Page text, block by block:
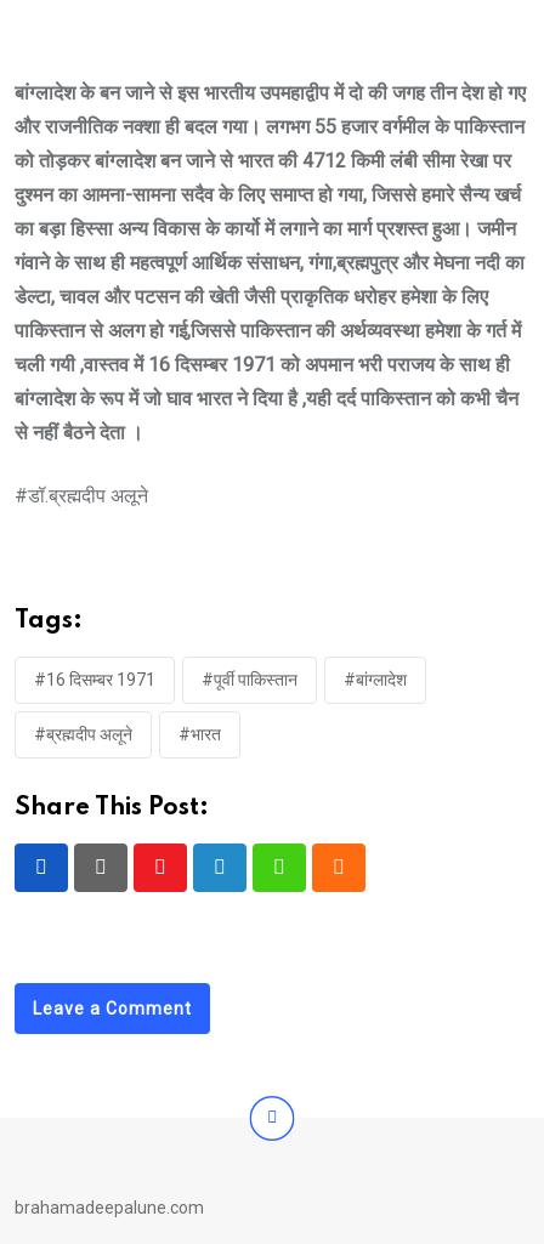
बांग्लादेश के बन जाने से इस भारतीय उपमहाद्वीप में दो की जगह तीन देश हो गए
और राजनीतिक नक्शा ही बदल गया। लगभग 55 हजार वर्गमील के पाकिस्तान
को तोड़कर बांग्लादेश बन जाने से भारत की 4712 किमी लंबी सीमा रेखा पर
दुश्मन का आमना-सामना सदैव के लिए समाप्त हो गया, जिससे हमारे सैन्य खर्च
का बड़ा हिस्सा अन्य विकास के कार्यो में लगाने का मार्ग प्रशस्त हुआ। जमीन
गंवाने के साथ ही महत्वपूर्ण आर्थिक संसाधन, गंगा,ब्रह्मपुत्र और मेघना नदी का
डेल्टा, चावल और पटसन की खेती जैसी प्राकृतिक धरोहर हमेशा के लिए
पाकिस्तान से अलग हो गई,जिससे पाकिस्तान की अर्थव्यवस्था हमेशा के गर्त में
चली गयी ,वास्तव में 16 दिसम्बर 1971 को अपमान भरी पराजय के साथ ही
बांग्लादेश के रूप में जो घाव भारत ने दिया है ,यही दर्द पाकिस्तान को कभी चैन
से नहीं बैठने देता ।
#डॉ.ब्रह्मदीप अलूने
Tags:
#16 दिसम्बर 1971 #पूर्वी पाकिस्तान #बांग्लादेश
#ब्रह्मदीप अलूने #भारत
Share This Post:
Leave a Comment
brahamadeepalune.com